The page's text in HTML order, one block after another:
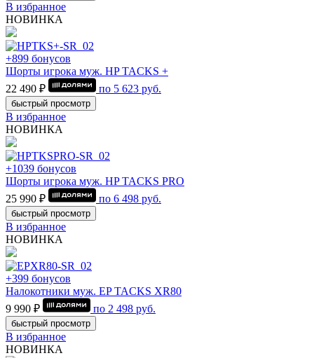
В избранное
НОВИНКА
+899 бонусов
Шорты игрока муж. HP TACKS +
22 490 ₽
по 5 623 руб.
быстрый просмотр
В избранное
НОВИНКА
+1039 бонусов
Шорты игрока муж. HP TACKS PRO
25 990 ₽
по 6 498 руб.
быстрый просмотр
В избранное
НОВИНКА
+399 бонусов
Налокотники муж. EP TACKS XR80
9 990 ₽
по 2 498 руб.
быстрый просмотр
В избранное
НОВИНКА